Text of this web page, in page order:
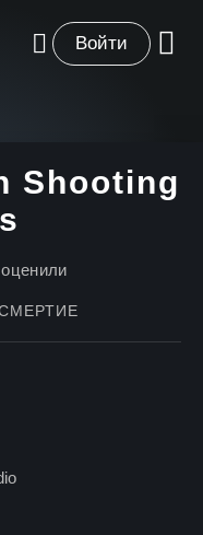
Войти
Shooting
оценили